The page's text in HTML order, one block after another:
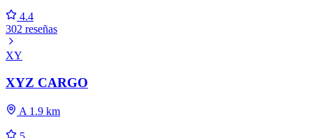
4.4
302 reseñas
XY
XYZ CARGO
A 1.9 km